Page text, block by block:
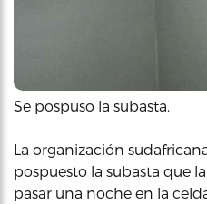
Se pospuso la subasta.
La organización
pospuesto la subasta que
pasar una noche en la